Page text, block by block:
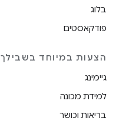
בלוג
פודקאסטים
הצעות במיוחד בשבילך
גיימינג
למידת מכונה
בריאות וכושר